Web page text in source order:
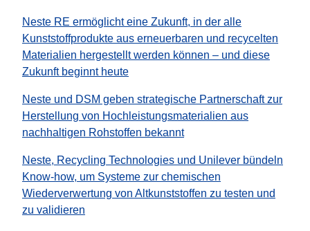
Neste RE ermöglicht eine Zukunft, in der alle
Kunststoffprodukte aus erneuerbaren und recycelten
Materialien hergestellt werden können – und diese
Zukunft beginnt heute
Neste und DSM geben strategische Partnerschaft zur
Herstellung von Hochleistungsmaterialien aus
nachhaltigen Rohstoffen bekannt
Neste, Recycling Technologies und Unilever bündeln
Know-how, um Systeme zur chemischen
Wiederverwertung von Altkunststoffen zu testen und
zu validieren